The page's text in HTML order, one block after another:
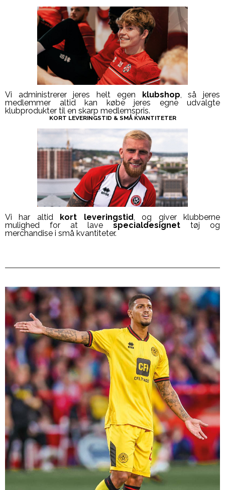
Vi administrerer jeres helt egen klubshop, så jeres
medlemmer altid kan købe jeres egne udvalgte
klubprodukter til en skarp medlemspris.
KORT LEVERINGSTID & SMÅ KVANTITETER
Vi har altid kort leveringstid , og giver klubberne
mulighed for at lavespecialdesignet tøj og
merchandise i små kvantiteter.